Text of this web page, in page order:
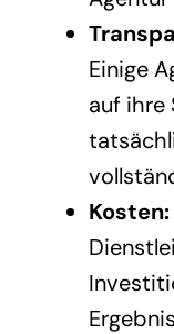
Einige
auf ihre
Kosten: